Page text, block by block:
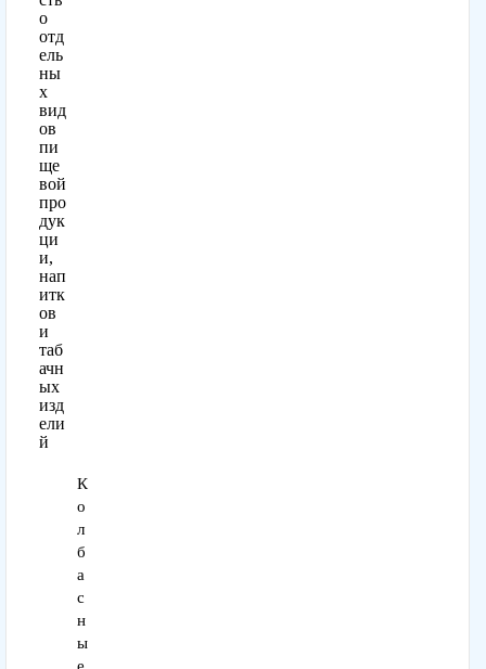
о
отд
ель
ны
х
вид
ов
пи
ще
вой
про
дук
ци
и,
нап
итк
ов
и
таб
ачн
ых
изд
ели
й
К
о
л
б
а
с
н
ы
е